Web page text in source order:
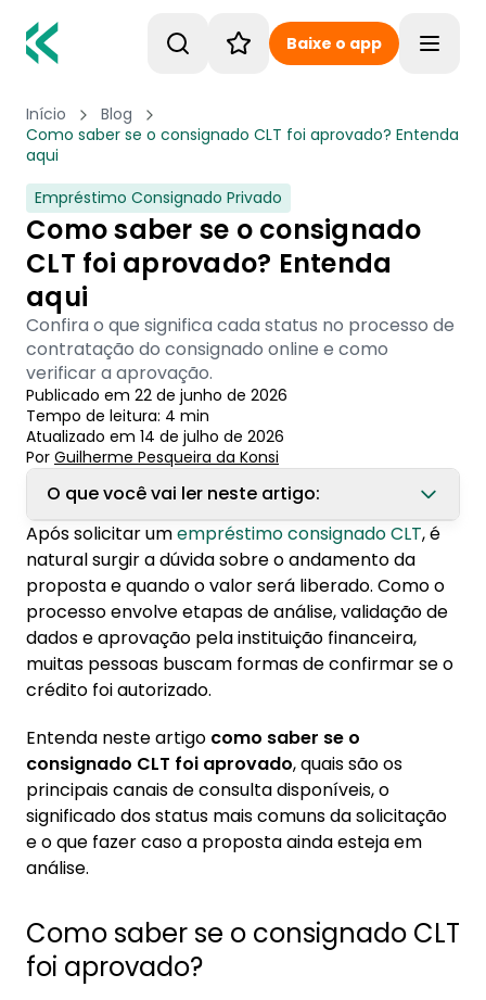
Baixe o app
Início
Blog
Como saber se o consignado CLT foi aprovado? Entenda
aqui
Empréstimo Consignado Privado
Como saber se o consignado
CLT foi aprovado? Entenda
aqui
Confira o que significa cada status no processo de
contratação do consignado online e como
verificar a aprovação.
Publicado em 22 de junho de 2026
Tempo de leitura: 4 min
Atualizado em 14 de julho de 2026
Por Guilherme Pesqueira da Konsi
O que você vai ler neste artigo:
1. Como saber se o consignado CLT foi
aprovado?
1.1. Como verificar o status do consignado
2. O que significa o status do empréstimo?
2.1. O que fazer se o consignado ainda
Após solicitar umempréstimo consignado CLT, é
natural surgir a dúvida sobre o andamento da
proposta e quando o valor será liberado. Como o
processo envolve etapas de análise, validação de
dados e aprovação pela instituição financeira,
muitas pessoas buscam formas de confirmar se o
crédito foi autorizado.
Entenda neste artigo como saber se o
consignado CLT foi aprovado, quais são os
principais canais de consulta disponíveis, o
significado dos status mais comuns da solicitação
e o que fazer caso a proposta ainda esteja em
análise.
Como saber se o consignado CLT
foi aprovado?